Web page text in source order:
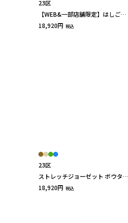
23区
【WEB&一部店舗限定】はしごレ
ース シアー トップス
18,920円 税込
23区
ストレッチジョーゼット ボウタイ
ブラウス
18,920円 税込